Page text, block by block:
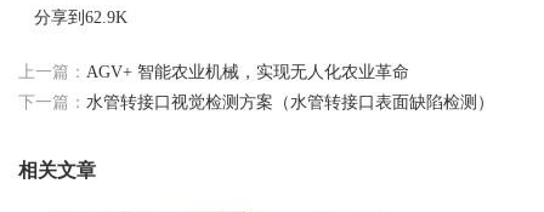
分享到62.9K
上一篇： AGV+ 智能农业机械，实现无人化农业革命
下一篇： 水管转接口视觉检测方案（水管转接口表面缺陷检测）
相关文章